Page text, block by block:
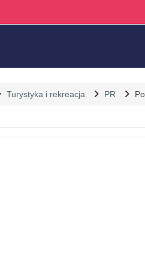
Turystyka i rekreacja PR